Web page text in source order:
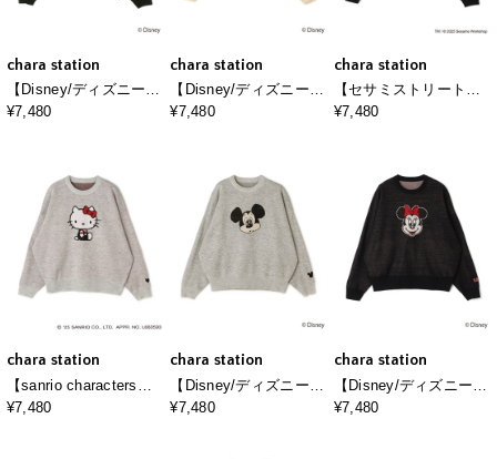
chara station
【Disney/ディズニー】
Mickey Mouse/ミッキ
色追加》
¥7,480
chara station
【Disney/ディズニー】
Minnie Mouse/ミニー
¥7,480
chara station
【セサミストリート】
エルモ/ELMOジャガー
¥7,480
chara station
【sanrio characters】
HELLO KITTY/ハロー
¥7,480
chara station
【Disney/ディズニー】
Mickey Mouse/ミッキ
¥7,480
chara station
【Disney/ディズニー】
Minnie Mouse/ミニー
¥7,480